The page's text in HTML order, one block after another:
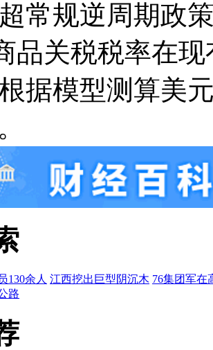
常规逆周期政
品关税税率在
据模型测算美
130余人 江西挖出巨型阴沉木 76集团军在
路